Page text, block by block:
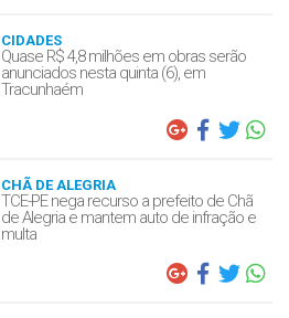
CIDADES
Quase R$ 4,8 milhões em obras serão
anunciados nesta quinta (6), em
Tracunhaém
CHÃ DE ALEGRIA
TCE-PE nega recurso a prefeito de Chã
de Alegria e mantem auto de infração e
multa